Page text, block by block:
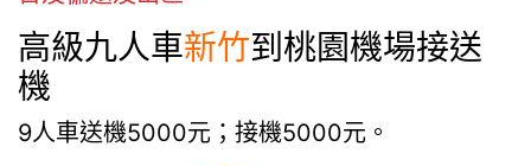
高級九人車新竹到桃園機場接送
機
9人車送機5000元；接機5000元。